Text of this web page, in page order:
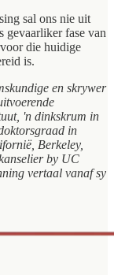
sal ons nie uit
gevaarliker fase van
die huidige
is.
en skrywer
'n dinkskrum in
in
Berkeley,
by UC
vertaal vanaf sy